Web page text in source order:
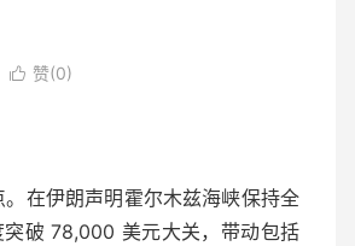
 赞(0)
。在伊朗声明霍尔木兹海峡保持全
破 78,000 美元大关，带动包括